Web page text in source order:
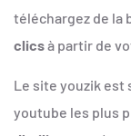
téléchargez de la
clicsà partir de
Le site youzik est
youtube les plus